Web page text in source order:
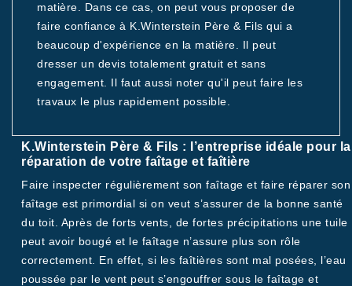
matière. Dans ce cas, on peut vous proposer de
faire confiance à K.Winterstein Père & Fils qui a
beaucoup d'expérience en la matière. Il peut
dresser un devis totalement gratuit et sans
engagement. Il faut aussi noter qu'il peut faire les
travaux le plus rapidement possible.
K.Winterstein Père & Fils : l’entreprise idéale pour la
réparation de votre faîtage et faîtière
Faire inspecter régulièrement son faîtage et faire réparer son
faîtage est primordial si on veut s’assurer de la bonne santé
du toit. Après de forts vents, de fortes précipitations une tuile
peut avoir bougé et le faîtage n’assure plus son rôle
correctement. En effet, si les faîtières sont mal posées, l’eau
poussée par le vent peut s’engouffrer sous le faîtage et